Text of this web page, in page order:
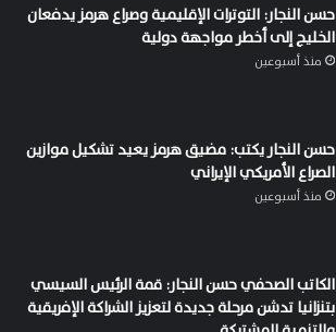
حسن النجار: التوترات الإقليمية وصراع هرمز يدفعان
الخليج إلى أخطر مواجهة دولية
منذ أسبوعين
حسن النجار يكتب: مضيق هرمز يعيد تشكيل موازين
الصراع الأمريكي الإيراني
منذ أسبوعين
الكاتب الصحفي حسن النجار: قمة الرئيس السيسي
بتنزانيا تدشن مرحلة جديدة لتعزيز الشراكة الإفريقية